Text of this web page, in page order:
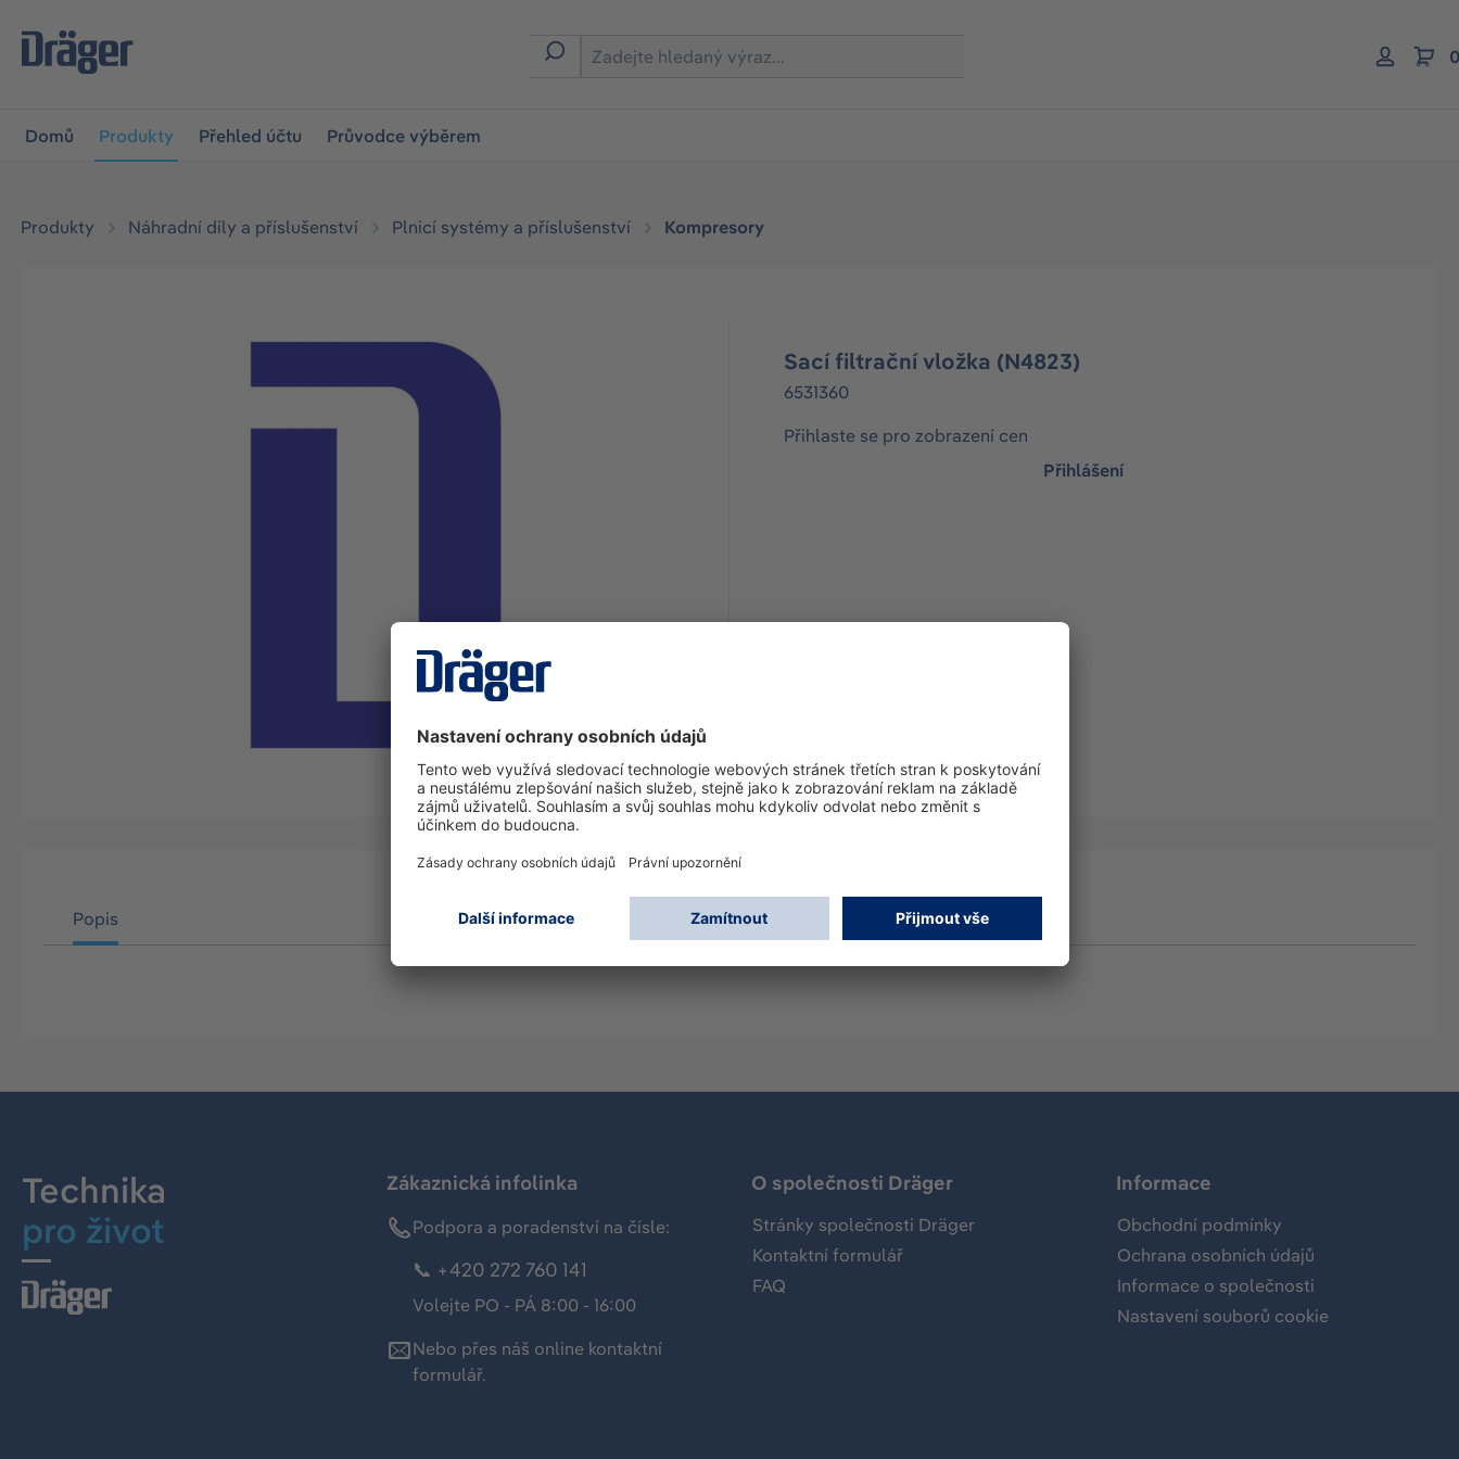
na hlavní navigaci
Domů Produkty Přehled účtu Průvodce výběrem
Produkty Náhradní díly a příslušenství Plnicí systémy a příslušenství Kompresory
Sací filtrační vložka (N4823)
6531360
Přihlaste se pro zobrazení cen
Přihlášení
Popis
Technika
pro život
Zákaznická infolinka
Podpora a poradenství na čísle:
📞 +420 272 760 141
Volejte PO - PÁ 8:00 - 16:00
Nebo přes náš online kontaktní
formulář.
O společnosti Dräger
Stránky společnosti Dräger
Kontaktní formulář
FAQ
Informace
Obchodní podmínky
Ochrana osobních údajů
Informace o společnosti
Nastavení souborů cookie